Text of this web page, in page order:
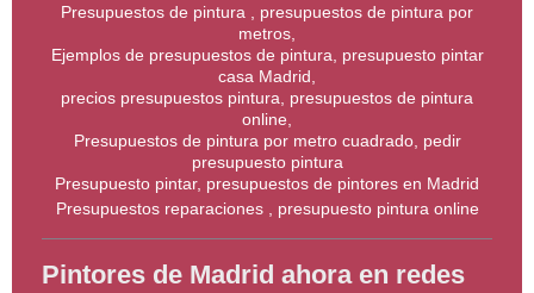
Presupuestos de pintura , presupuestos de pintura por
metros,
Ejemplos de presupuestos de pintura, presupuesto pintar
casa Madrid,
precios presupuestos pintura, presupuestos de pintura
online,
Presupuestos de pintura por metro cuadrado, pedir
presupuesto pintura
Presupuesto pintar, presupuestos de pintores en Madrid
Presupuestos reparaciones , presupuesto pintura online
Pintores de Madrid ahora en redes